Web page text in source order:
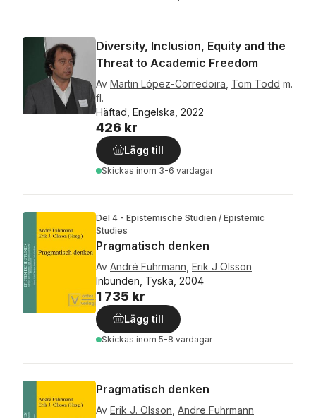
Diversity, Inclusion, Equity and the
Threat to Academic Freedom
Av Martin López-Corredoira Tom Todd m.
fl.
Häftad, Engelska, 2022
426 kr
Lägg till
Skickas inom 3-6 vardagar
Del 4 - Epistemische Studien / Epistemic
Studies
Pragmatisch denken
Av André Fuhrmann Erik J Olsson
Inbunden, Tyska, 2004
1 735 kr
Lägg till
Skickas inom 5-8 vardagar
Pragmatisch denken
Av Erik J. Olsson Andre Fuhrmann